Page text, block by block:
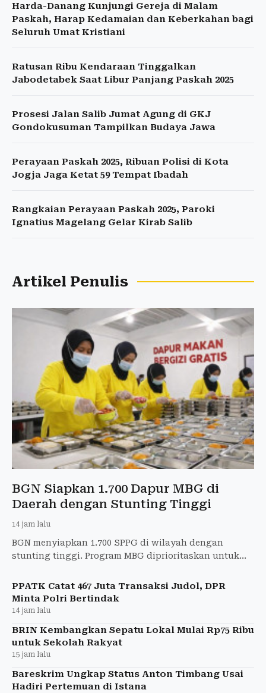
Harda-Danang Kunjungi Gereja di Malam
Paskah, Harap Kedamaian dan Keberkahan bagi
Seluruh Umat Kristiani
Ratusan Ribu Kendaraan Tinggalkan
Jabodetabek Saat Libur Panjang Paskah 2025
Prosesi Jalan Salib Jumat Agung di GKJ
Gondokusuman Tampilkan Budaya Jawa
Perayaan Paskah 2025, Ribuan Polisi di Kota
Jogja Jaga Ketat 59 Tempat Ibadah
Rangkaian Perayaan Paskah 2025, Paroki
Ignatius Magelang Gelar Kirab Salib
Artikel Penulis
BGN Siapkan 1.700 Dapur MBG di
Daerah dengan Stunting Tinggi
14 jam lalu
BGN menyiapkan 1.700 SPPG di wilayah dengan
stunting tinggi. Program MBG diprioritaskan untuk
PPATK Catat 467 Juta Transaksi Judol, DPR
Minta Polri Bertindak
14 jam lalu
BRIN Kembangkan Sepatu Lokal Mulai Rp75 Ribu
untuk Sekolah Rakyat
15 jam lalu
Bareskrim Ungkap Status Anton Timbang Usai
Hadiri Pertemuan di Istana